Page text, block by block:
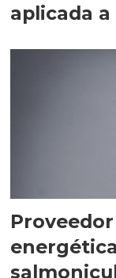
aplicada